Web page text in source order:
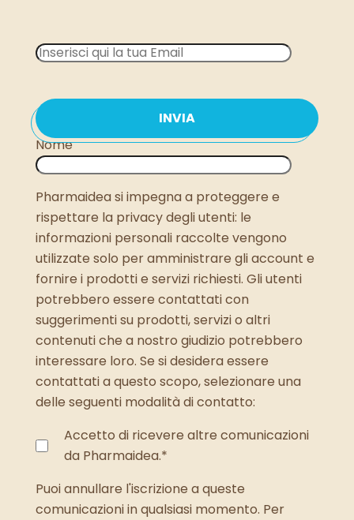
Nome
Pharmaidea si impegna a proteggere e
rispettare la privacy degli utenti: le
informazioni personali raccolte vengono
utilizzate solo per amministrare gli account e
fornire i prodotti e servizi richiesti. Gli utenti
potrebbero essere contattati con
suggerimenti su prodotti, servizi o altri
contenuti che a nostro giudizio potrebbero
interessare loro. Se si desidera essere
contattati a questo scopo, selezionare una
delle seguenti modalità di contatto:
Accetto di ricevere altre comunicazioni
da Pharmaidea.*
Puoi annullare l'iscrizione a queste
comunicazioni in qualsiasi momento. Per